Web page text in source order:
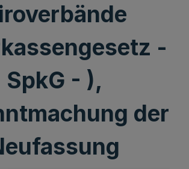
-
SpkG - ),
der